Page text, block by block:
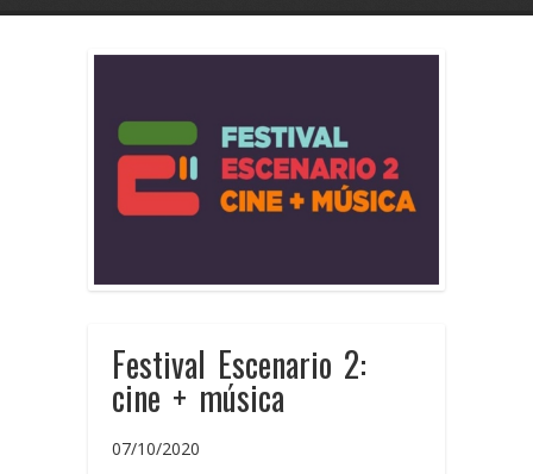
Festival Escenario 2:
cine + música
07/10/2020